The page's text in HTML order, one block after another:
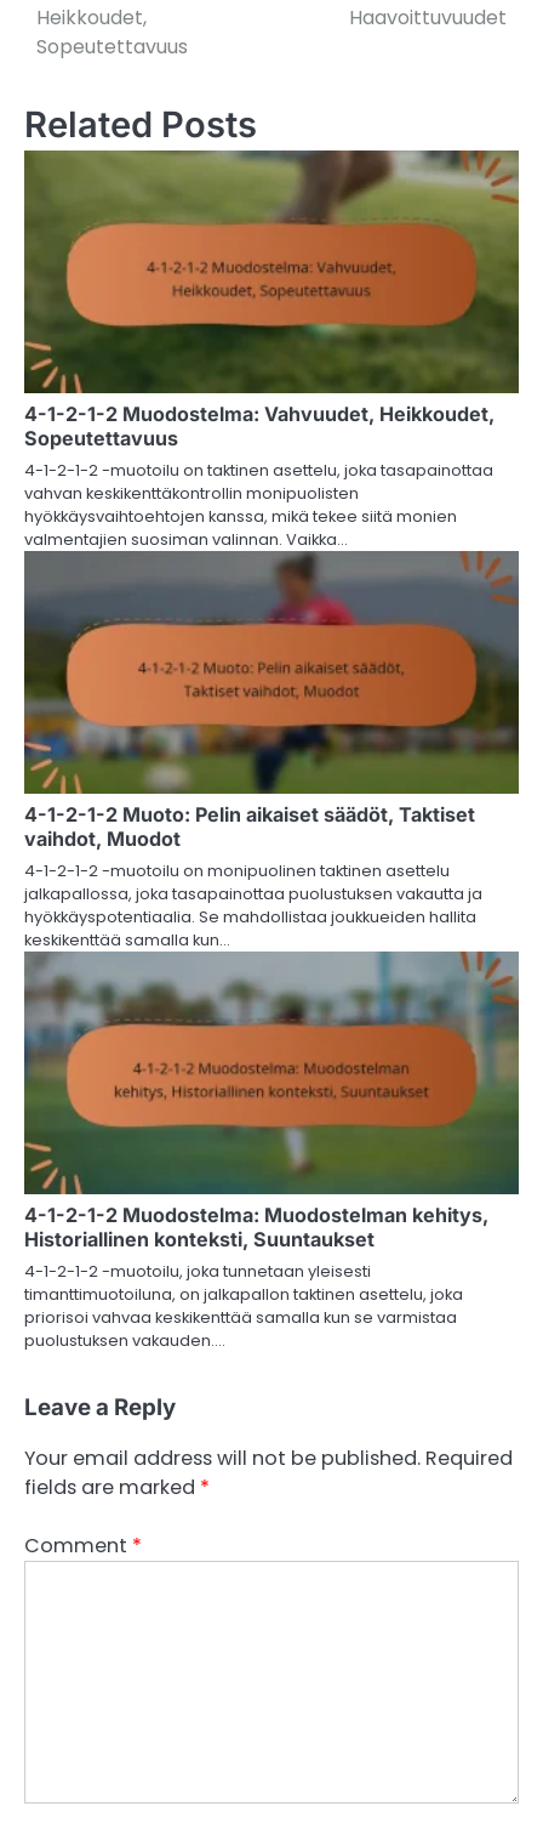
Heikkoudet,
Sopeutettavuus
Haavoittuvuudet
Related Posts
4-1-2-1-2 Muodostelma: Vahvuudet, Heikkoudet,
Sopeutettavuus
4-1-2-1-2 -muotoilu on taktinen asettelu, joka tasapainottaa
vahvan keskikenttäkontrollin monipuolisten
hyökkäysvaihtoehtojen kanssa, mikä tekee siitä monien
valmentajien suosiman valinnan. Vaikka…
4-1-2-1-2 Muoto: Pelin aikaiset säädöt, Taktiset
vaihdot, Muodot
4-1-2-1-2 -muotoilu on monipuolinen taktinen asettelu
jalkapallossa, joka tasapainottaa puolustuksen vakautta ja
hyökkäyspotentiaalia. Se mahdollistaa joukkueiden hallita
keskikenttää samalla kun…
4-1-2-1-2 Muodostelma: Muodostelman kehitys,
Historiallinen konteksti, Suuntaukset
4-1-2-1-2 -muotoilu, joka tunnetaan yleisesti
timanttimuotoiluna, on jalkapallon taktinen asettelu, joka
priorisoi vahvaa keskikenttää samalla kun se varmistaa
puolustuksen vakauden.…
Leave a Reply
Your email address will not be published. Required
fields are marked *
Comment *